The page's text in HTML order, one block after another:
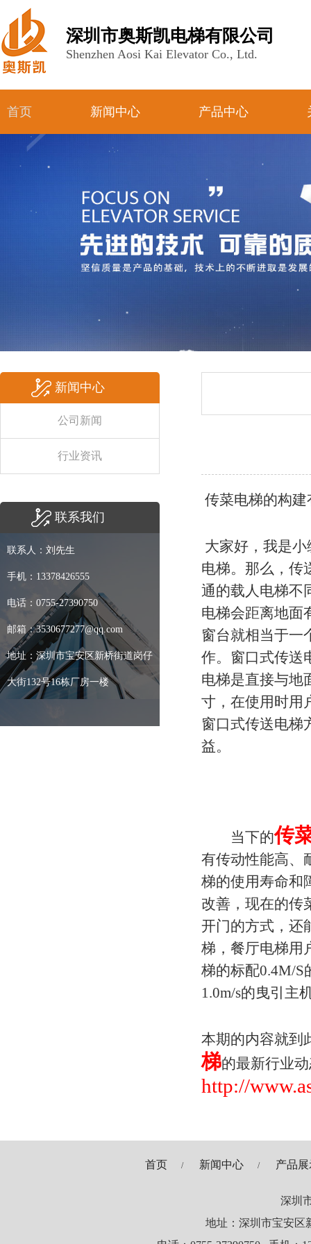
深圳市奥斯凯电梯有限公司
Shenzhen Aosi Kai Elevator Co., Ltd.
首页 新闻中心 产品中心
新闻中心
公司新闻
行业资讯
联系我们
联系人：刘先生
手机：13378426555
电话：0755-27390750
邮箱：3530677277@qq.com
地址：深圳市宝安区新桥街道岗仔
大街132号16栋厂房一楼
传菜电梯的构
大家好，我是小
电梯。那么，传
通的载人电梯不
电梯会距离地面
窗台就相当于一
作。窗口式传送
电梯是直接与地
寸，在使用时用
窗口式传送电梯
益。
当下的传
有传动性能高、
梯的使用寿命和
改善，现在的传
开门的方式，还
梯，餐厅电梯用
梯的标配0.4M/S
1.0m/s的曳引主
本期的内容就到
梯的最新行业
http://
首页 / 新闻中心 / 产品
深圳
地址：深圳市宝安区